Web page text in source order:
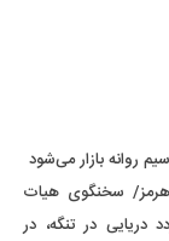
هرمز/ سخنگوی هیات
در تنگه، در